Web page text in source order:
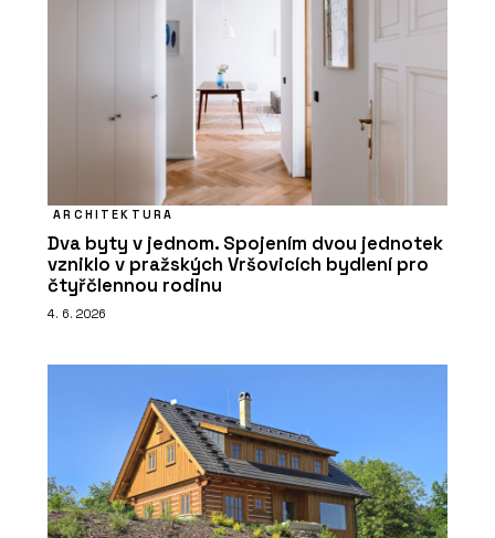
ARCHITEKTURA
Dva byty v jednom. Spojením dvou jednotek
vzniklo v pražských Vršovicích bydlení pro
čtyřčlennou rodinu
4. 6. 2026